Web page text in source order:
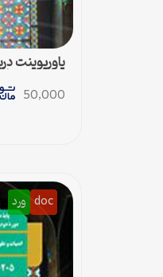
پاورپوینت
دوم
50,000
doc ورد